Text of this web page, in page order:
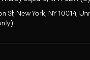
St, New York, NY 10014,